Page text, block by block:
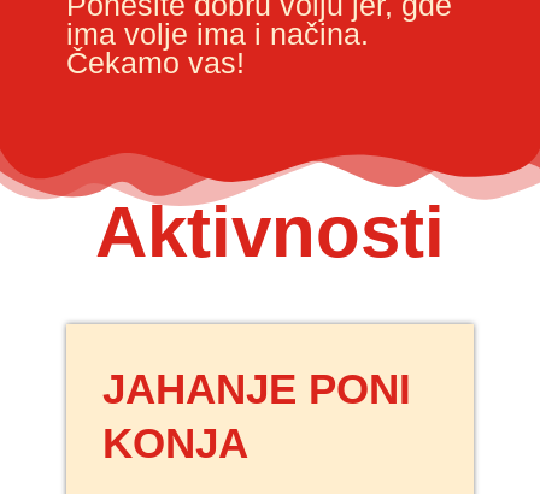
ima volje ima i načina.
Čekamo vas!
Aktivnosti
JAHANJE PONI
KONJA